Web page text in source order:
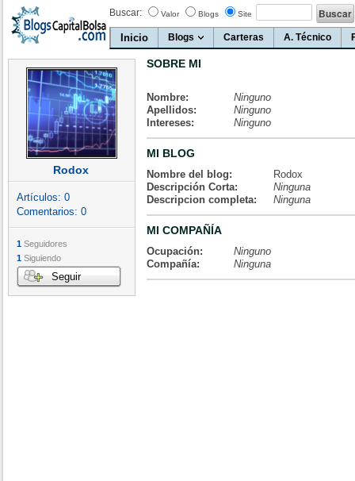
Buscar: Valor Blogs Site
Inicio Blogs Carteras A. Técnico
Rodox
Artículos: 0
Comentarios: 0
1 Seguidores
1 Siguiendo
Seguir
SOBRE MI
Nombre:
Ninguno
Apellidos:
Ninguno
Intereses:
Ninguno
MI BLOG
Nombre del blog:
Rodox
Descripción Corta:
Ninguna
Descripcion completa:
Ninguna
MI COMPAÑÍA
Ocupación:
Ninguno
Compañía:
Ninguna